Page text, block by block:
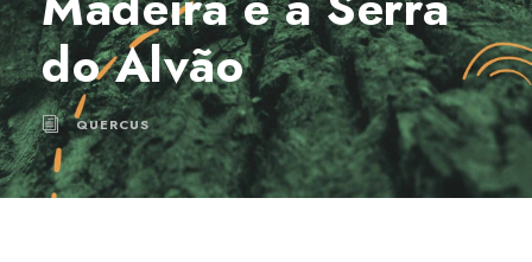
do Alvão
QUERCUS